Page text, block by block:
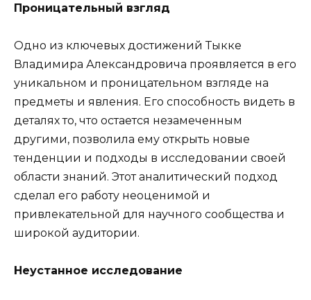
Проницательный взгляд
Одно из ключевых достижений Тыкке
Владимира Александровича проявляется в его
уникальном и проницательном взгляде на
предметы и явления. Его способность видеть в
деталях то, что остается незамеченным
другими, позволила ему открыть новые
тенденции и подходы в исследовании своей
области знаний. Этот аналитический подход
сделал его работу неоценимой и
привлекательной для научного сообщества и
широкой аудитории.
Неустанное исследование